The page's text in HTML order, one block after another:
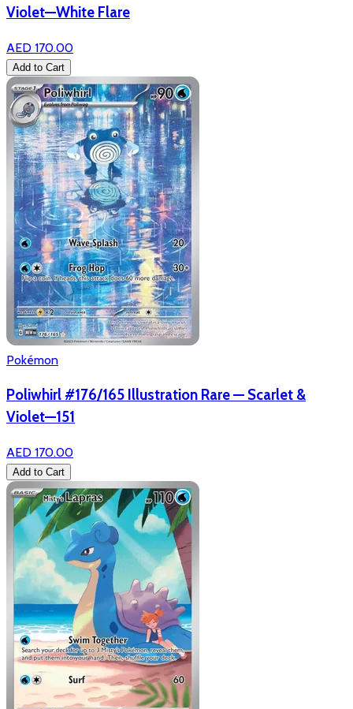
Violet—White Flare
AED 170.00
Add to Cart
Pokémon
Poliwhirl #176/165 Illustration Rare — Scarlet &
Violet—151
AED 170.00
Add to Cart